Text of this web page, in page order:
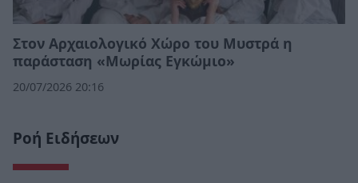
Στον Αρχαιολογικό Χώρο του Μυστρά η
παράσταση «Μωρίας Εγκώμιο»
20/07/2026 20:16
Ροή Ειδήσεων